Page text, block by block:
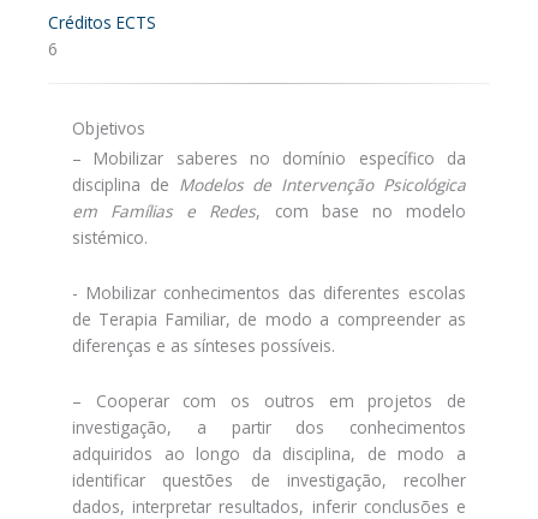
Créditos ECTS
6
Objetivos
– Mobilizar saberes no domínio específico da
disciplina de Modelos de Intervenção Psicológica
em Famílias e Redes, com base no modelo
sistémico.
- Mobilizar conhecimentos das diferentes escolas
de Terapia Familiar, de modo a compreender as
diferenças e as sínteses possíveis.
– Cooperar com os outros em projetos de
investigação, a partir dos conhecimentos
adquiridos ao longo da disciplina, de modo a
identificar questões de investigação, recolher
dados, interpretar resultados, inferir conclusões e